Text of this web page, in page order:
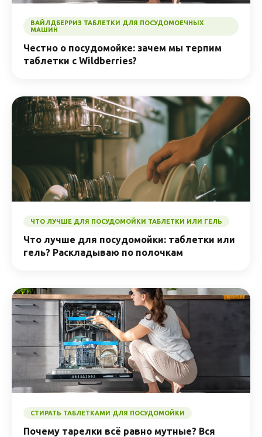
ВАЙЛДБЕРРИЗ ТАБЛЕТКИ ДЛЯ ПОСУДОМОЕЧНЫХ
МАШИН
Честно о посудомойке: зачем мы терпим
таблетки с Wildberries?
ЧТО ЛУЧШЕ ДЛЯ ПОСУДОМОЙКИ ТАБЛЕТКИ ИЛИ ГЕЛЬ
Что лучше для посудомойки: таблетки или
гель? Раскладываю по полочкам
СТИРАТЬ ТАБЛЕТКАМИ ДЛЯ ПОСУДОМОЙКИ
Почему тарелки всё равно мутные? Вся